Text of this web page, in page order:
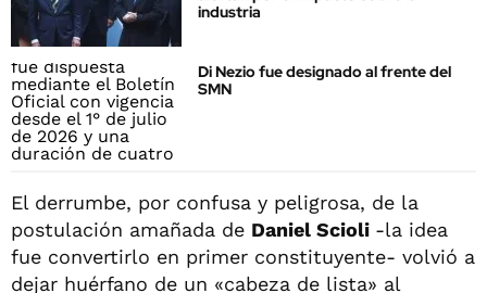
industria
Di Nezio fue designado al frente del
SMN
El derrumbe, por confusa y peligrosa, de la
postulación amañada de Daniel Scioli -la idea
fue convertirlo en primer constituyente- volvió a
dejar huérfano de un «cabeza de lista» al